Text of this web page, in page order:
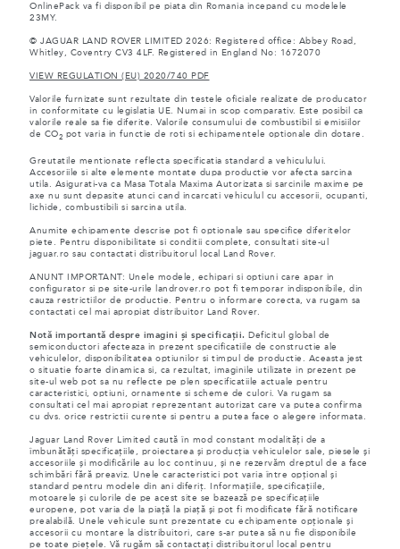
OnlinePack va fi disponibil pe piata din Romania incepand cu modelele
23MY.
© JAGUAR LAND ROVER LIMITED 2026: Registered office: Abbey Road,
Whitley, Coventry CV3 4LF. Registered in England No: 1672070
VIEW REGULATION (EU) 2020/740 PDF
Valorile furnizate sunt rezultate din testele oficiale realizate de producator
in conformitate cu legislatia UE. Numai in scop comparativ. Este posibil ca
valorile reale sa fie diferite. Valorile consumului de combustibil si emisiilor
de CO2 pot varia in functie de roti si echipamentele optionale din dotare.
Greutatile mentionate reflecta specificatia standard a vehiculului.
Accesoriile si alte elemente montate dupa productie vor afecta sarcina
utila. Asigurati-va ca Masa Totala Maxima Autorizata si sarcinile maxime pe
axe nu sunt depasite atunci cand incarcati vehiculul cu accesorii, ocupanti,
lichide, combustibili si sarcina utila.
Anumite echipamente descrise pot fi optionale sau specifice diferitelor
piete. Pentru disponibilitate si conditii complete, consultati site-ul
jaguar.ro sau contactati distribuitorul local Land Rover.
ANUNT IMPORTANT: Unele modele, echipari si optiuni care apar in
configurator si pe site-urile landrover.ro pot fi temporar indisponibile, din
cauza restrictiilor de productie. Pentru o informare corecta, va rugam sa
contactati cel mai apropiat distribuitor Land Rover.
Notă importantă despre imagini și specificații. Deficitul global de
semiconductori afecteaza in prezent specificatiile de constructie ale
vehiculelor, disponibilitatea optiunilor si timpul de productie. Aceasta jest
o situatie foarte dinamica si, ca rezultat, imaginile utilizate in prezent pe
site-ul web pot sa nu reflecte pe plen specificatiile actuale pentru
caracteristici, optiuni, ornamente si scheme de culori. Va rugam sa
consultati cel mai apropiat reprezentant autorizat care va putea confirma
cu dvs. orice restrictii curente si pentru a putea face o alegere informata.
Jaguar Land Rover Limited caută în mod constant modalități de a
îmbunătăți specificațiile, proiectarea și producția vehiculelor sale, piesele și
accesoriile și modificările au loc continuu, și ne rezervăm dreptul de a face
schimbări fără preaviz. Unele caracteristici pot varia între opțional și
standard pentru modele din ani diferiț. Informațiile, specificațiile,
motoarele și culorile de pe acest site se bazează pe specificațiile
europene, pot varia de la piață la piață și pot fi modificate fără notificare
prealabilă. Unele vehicule sunt prezentate cu echipamente opționale și
accesorii cu montare la distribuitori, care s-ar putea să nu fie disponibile
pe toate piețele. Vă rugăm să contactați distribuitorul local pentru